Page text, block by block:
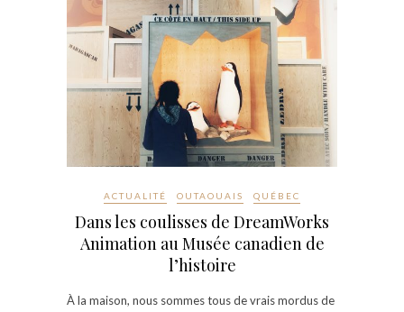
ACTUALITÉ OUTAOUAIS QUÉBEC
Dans les coulisses de DreamWorks
Animation au Musée canadien de
l’histoire
À la maison, nous sommes tous de vrais mordus de